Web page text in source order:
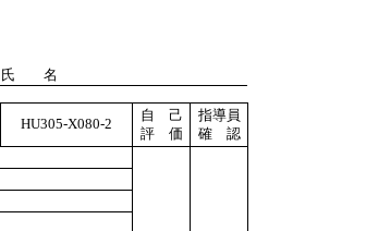
氏 名
HU305-X080-2
自 己
評 価
指導員
確 認